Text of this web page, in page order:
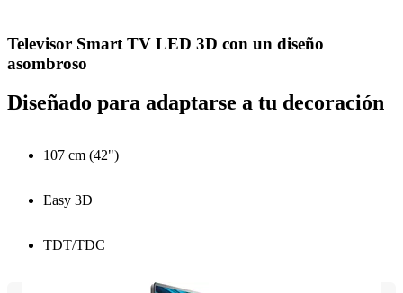
Televisor Smart TV LED 3D con un diseño
asombroso
Diseñado para adaptarse a tu decoración
107 cm (42")
Easy 3D
TDT/TDC